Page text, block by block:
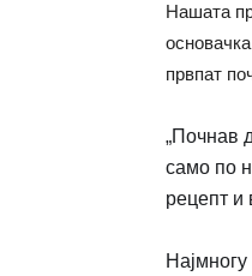
Нашата
првпат
„Почнав
само по
рецепт и